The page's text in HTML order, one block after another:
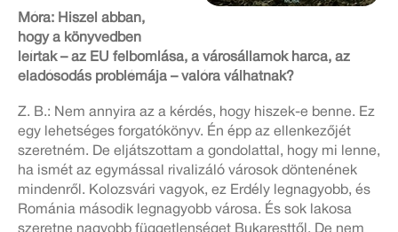
Móra: Hiszel abban,
hogy a könyvedben
leírtak – az EU felbomlása, a városállamok harca, az
eladósodás problémája – valóra válhatnak?
Z. B.: Nem annyira az a kérdés, hogy hiszek-e benne. Ez
egy lehetséges forgatókönyv. Én épp az ellenkezőjét
szeretném. De eljátszottam a gondolattal, hogy mi lenne,
ha ismét az egymással rivalizáló városok döntenének
mindenről. Kolozsvári vagyok, ez Erdély legnagyobb, és
Románia második legnagyobb városa. És sok lakosa
szeretne nagyobb függetlenséget Bukaresttől. De nem